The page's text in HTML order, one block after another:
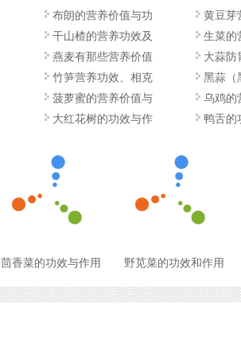
布朗的营养价值与功
黄豆芽
干山楂的营养功效及
生菜的
燕麦有那些营养价值
大蒜防
竹笋营养功效、相克
黑蒜（
价
菠萝蜜的营养价值与
乌鸡的
大红花树的功效与作
鸭舌的
茴香菜的功效与作用 野苋菜的功效和作用